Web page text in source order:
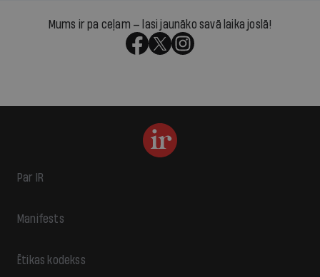
Mums ir pa ceļam — lasi jaunāko savā laika joslā!
Par IR
Manifests
Ētikas kodekss